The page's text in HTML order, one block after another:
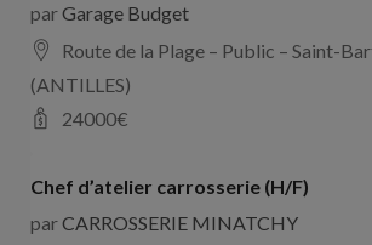
parGarage Budget
Route de la Plage – Public – Saint-
(ANTILLES)
24000€
Chef d’atelier carrosserie (H/F)
parCARROSSERIE MINATCHY